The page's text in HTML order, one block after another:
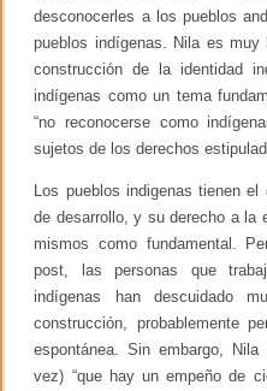
desconocerles a los pueblos
pueblos indígenas. Nila es
construcción de la identidad
indígenas como un tema
“no reconocerse como
sujetos de los derechos
Los pueblos indigenas tienen
de desarrollo, y su derecho a la
mismos como fundamental.
post, las personas que
indígenas han descuidado
construcción, probablemente
espontánea. Sin embargo,
vez) “que hay un empeño de